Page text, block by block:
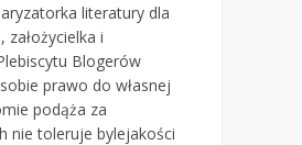
literatury dla
założycielka i
Blogerów
prawo do własnej
podąża za
nie toleruje bylejakości